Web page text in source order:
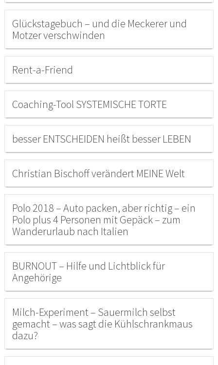
Glückstagebuch – und die Meckerer und
Motzer verschwinden
Rent-a-Friend
Coaching-Tool SYSTEMISCHE TORTE
besser ENTSCHEIDEN heißt besser LEBEN
Christian Bischoff verändert MEINE Welt
Polo 2018 – Auto packen, aber richtig – ein
Polo plus 4 Personen mit Gepäck – zum
Wanderurlaub nach Italien
BURNOUT – Hilfe und Lichtblick für
Angehörige
Milch-Experiment – Sauermilch selbst
gemacht – was sagt die Kühlschrankmaus
dazu?